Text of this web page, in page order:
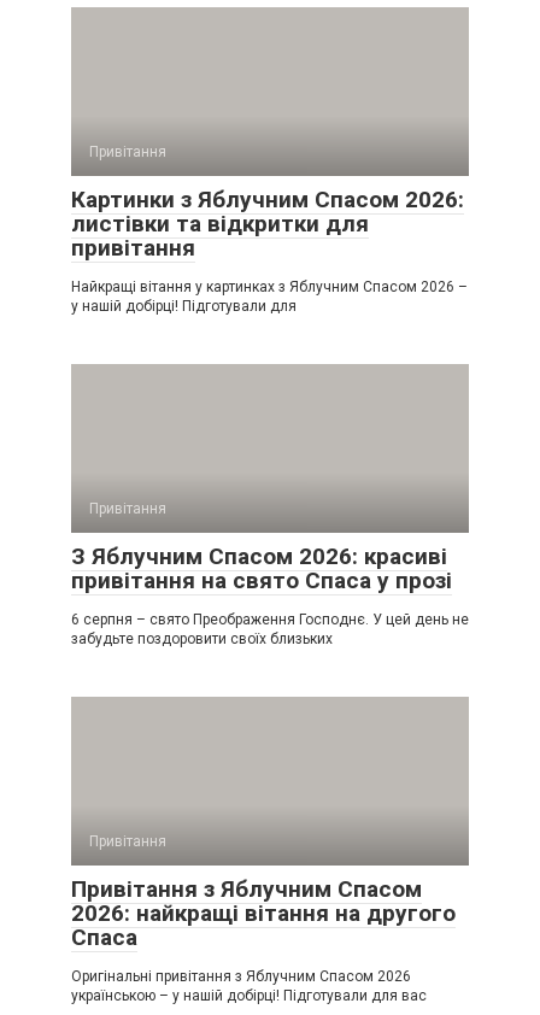
Привітання
Картинки з Яблучним Спасом 2026:
листівки та відкритки для
привітання
Найкращі вітання у картинках з Яблучним Спасом 2026 –
у нашій добірці! Підготували для
Привітання
З Яблучним Спасом 2026: красиві
привітання на свято Спаса у прозі
6 серпня – свято Преображення Господнє. У цей день не
забудьте поздоровити своїх близьких
Привітання
Привітання з Яблучним Спасом
2026: найкращі вітання на другого
Спаса
Оригінальні привітання з Яблучним Спасом 2026
українською – у нашій добірці! Підготували для вас